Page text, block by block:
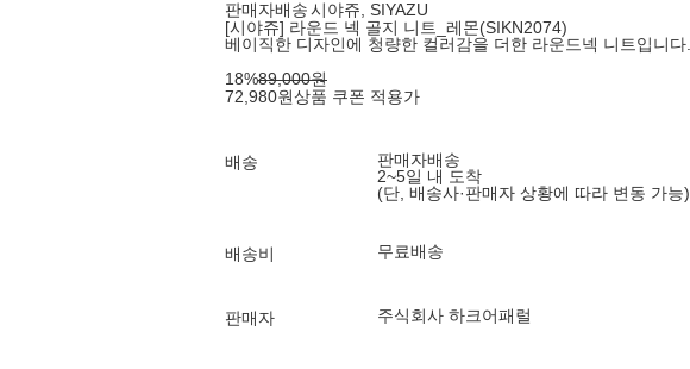
판매자배송시야쥬, SIYAZU
[시야쥬] 라운드 넥 골지 니트_레몬(SIKN2074)
베이직한 디자인에 청량한 컬러감을 더한 라운드넥 니트입니다.
18%89,000원
72,980원상품 쿠폰 적용가
배송
판매자배송
2~5일 내 도착
(단, 배송사·판매자 상황에 따라 변동 가능)
배송비 무료배송
판매자 주식회사 하크어패럴